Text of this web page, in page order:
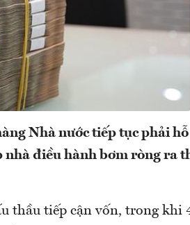
Nhà nước tiếp tục phải hỗ
điều hành bơm ròng ra
thầu tiếp cận vốn, trong khi